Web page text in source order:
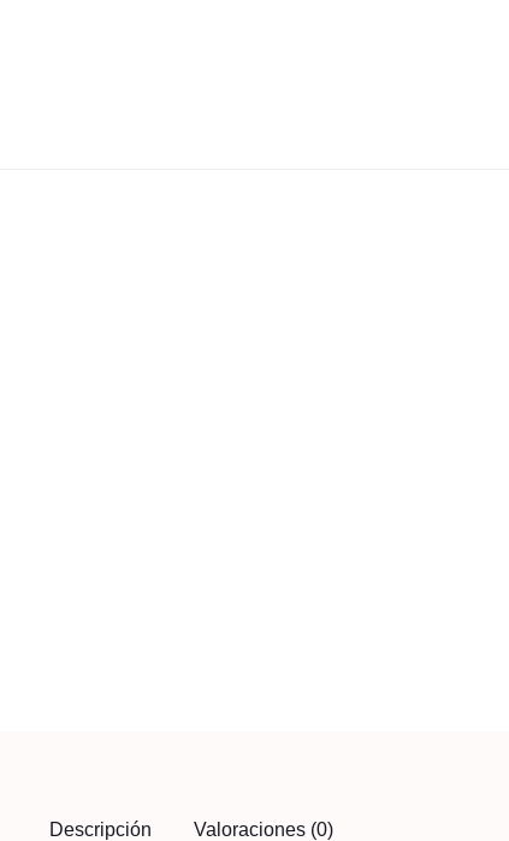
Descripción Valoraciones (0)